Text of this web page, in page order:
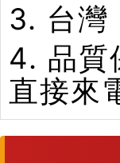
3. 台灣
4. 品質
直接來